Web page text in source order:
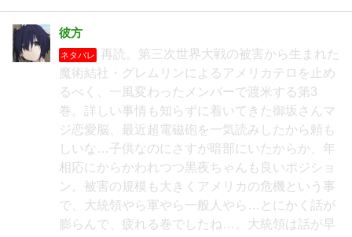
彼方
ネタバレ
再読。第三次世界大戦の被害から生まれた
魔術結社・グレムリンによるアメリカテロを止め
るべく、一風変わったメンバーで渡米する第3
巻。詳しい事情も知らずに着いてきた御坂さんマ
ジ恋愛脳、最近超電磁砲を一気読みしたから頼も
しいな…子供なのにさすが暗部にいたからか、年
相応にからかわれつつ黒夜ちゃんも良いポジショ
ン。被害の規模も大きくアメリカの危機という事
で、大統領やら軍やら一般人やら…とにかく話が
膨らんで、疲れる巻でしたね…。大統領は話が早